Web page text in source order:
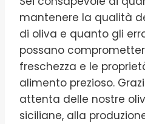
mantenere la qualità
di oliva e quanto gli
possano
freschezza e le
alimento prezioso.
attenta delle nostre
siciliane, alla